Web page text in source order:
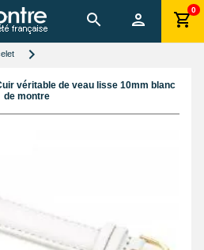
0
véritable de veau lisse 10mm blanc
de montre